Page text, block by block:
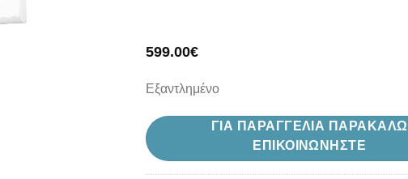
599.00€
Εξαντλημένο
ΓΙΑ ΠΑΡΑΓΓΕΛΙΑ ΠΑΡΑΚΑΛΩ
ΕΠΙΚΟΙΝΩΝΗΣΤΕ